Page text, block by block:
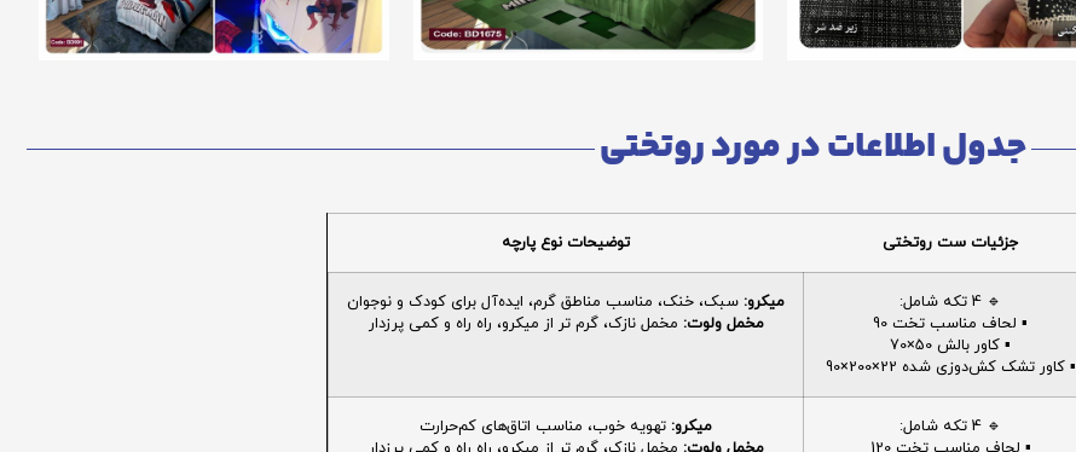
جدول اطلاعات در مورد روتختی
جزئیات ست روتختی توضیحات نوع پارچه
🔹 4 تکه شامل:
▪️ لحاف مناسب تخت 90
▪️ کاور بالش 50×70
▪️ کاور تشک کش‌دوزی شده 22×200×90
میکرو: سبک، خنک، مناسب مناطق گرم، ایده‌آل برای کودک و نوجوان
مخمل ولوت: مخمل نازک، گرم تر از میکرو، راه راه و کمی پرزدار
🔹 4 تکه شامل:
میکرو: تهویه خوب، مناسب اتاق‌های کم‌حرارت